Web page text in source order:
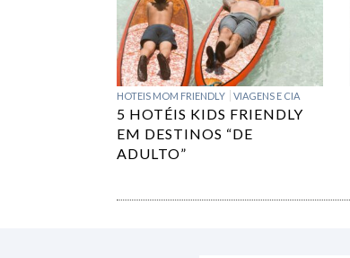
HOTEIS MOM FRIENDLY VIAGENS E CIA
5 HOTÉIS KIDS FRIENDLY
EM DESTINOS “DE
ADULTO”